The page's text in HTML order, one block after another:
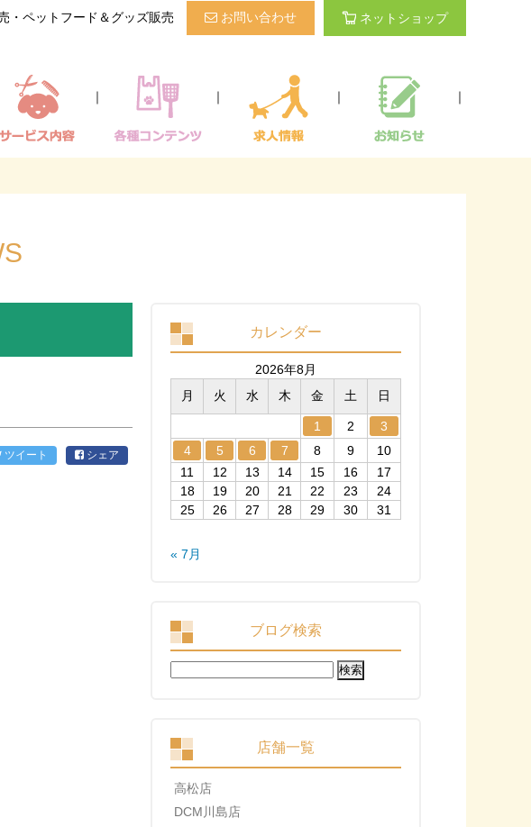
ペットフード＆グッズ販売 お問い合わせ ネットショップ
｜ ｜ ｜ ｜
ツイート シェア
カレンダー
2026年8月
月
火 水 木 金 土 日
1 2
3
4
5 6 7 8 9
10
11
12 13 14 15 16
17
18
19 20 21 22 23
24
25
26 27 28 29 30 31
« 7月
ブログ検索
検
索:
店舗一覧
高松店
DCM川島店